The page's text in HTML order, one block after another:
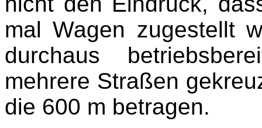
mal Wagen zugestellt
durchaus
mehrere Straßen
die 600 m betragen.